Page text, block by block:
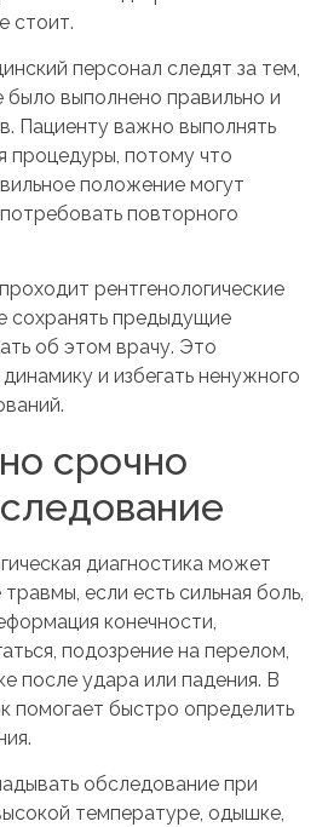
стоит.
персонал следят за тем,
выполнено правильно и
Пациенту важно выполнять
процедуры, потому что
положение могут
повторного
рентгенологические
сохранять предыдущие
об этом врачу. Это
и избегать ненужного
срочно
диагностика может
если есть сильная боль,
конечности,
подозрение на перелом,
после удара или падения. В
помогает быстро определить
обследование при
температуре, одышке,